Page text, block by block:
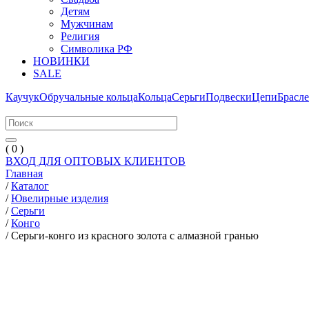
Детям
Мужчинам
Религия
Символика РФ
НОВИНКИ
SALE
КаучукОбручальные кольцаКольцаСерьгиПодвескиЦепи
( 0 )
ВХОД ДЛЯ ОПТОВЫХ КЛИЕНТОВ
Главная
/ Каталог
/ Ювелирные изделия
/ Серьги
/ Конго
/ Серьги-конго из красного золота с алмазной гранью